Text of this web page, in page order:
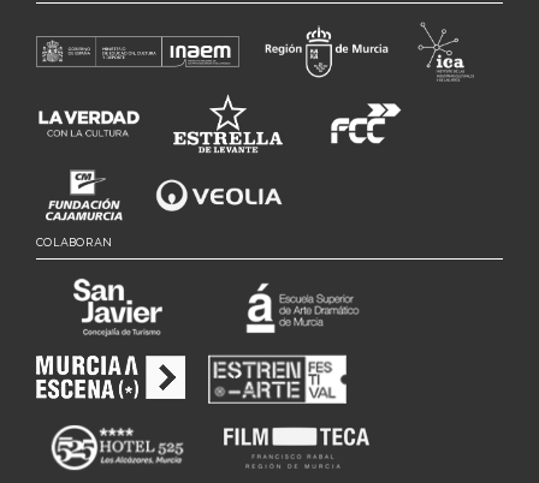
COLABORAN